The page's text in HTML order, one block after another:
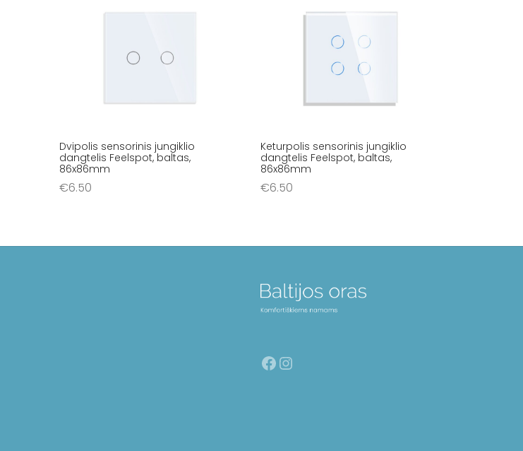
Dvipolis sensorinis jungiklio
dangtelis Feelspot, baltas,
86x86mm
€6.50
Keturpolis sensorinis jungiklio
dangtelis Feelspot, baltas,
86x86mm
€6.50
Facebook